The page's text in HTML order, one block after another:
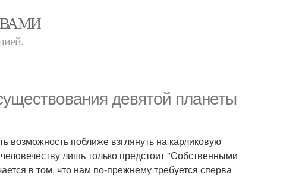
девятой планеты
возможность поближе взглянуть на карликовую
лишь только предстоит "Собственными
в том, что нам по-прежнему требуется сперва